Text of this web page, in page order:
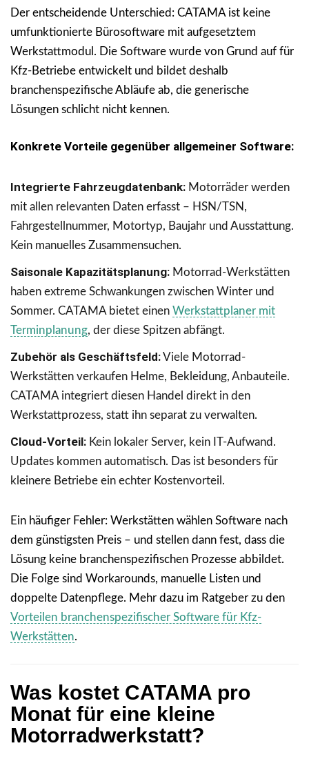
Der entscheidende Unterschied: CATAMA ist keine
umfunktionierte Bürosoftware mit aufgesetztem
Werkstattmodul. Die Software wurde von Grund auf für
Kfz-Betriebe entwickelt und bildet deshalb
branchenspezifische Abläufe ab, die generische
Lösungen schlicht nicht kennen.
Konkrete Vorteile gegenüber allgemeiner Software:
Integrierte Fahrzeugdatenbank: Motorräder werden
mit allen relevanten Daten erfasst – HSN/TSN,
Fahrgestellnummer, Motortyp, Baujahr und Ausstattung.
Kein manuelles Zusammensuchen.
Saisonale Kapazitätsplanung: Motorrad-Werkstätten
haben extreme Schwankungen zwischen Winter und
Sommer. CATAMA bietet einen Werkstattplaner mit
Terminplanung, der diese Spitzen abfängt.
Zubehör als Geschäftsfeld:Viele Motorrad-
Werkstätten verkaufen Helme, Bekleidung, Anbauteile.
CATAMA integriert diesen Handel direkt in den
Werkstattprozess, statt ihn separat zu verwalten.
Cloud-Vorteil: Kein lokaler Server, kein IT-Aufwand.
Updates kommen automatisch. Das ist besonders für
kleinere Betriebe ein echter Kostenvorteil.
Ein häufiger Fehler: Werkstätten wählen Software nach
dem günstigsten Preis – und stellen dann fest, dass die
Lösung keine branchenspezifischen Prozesse abbildet.
Die Folge sind Workarounds, manuelle Listen und
doppelte Datenpflege. Mehr dazu im Ratgeber zu den
Vorteilen branchenspezifischer Software für Kfz-
Werkstätten.
Was kostet CATAMA pro
Monat für eine kleine
Motorradwerkstatt?